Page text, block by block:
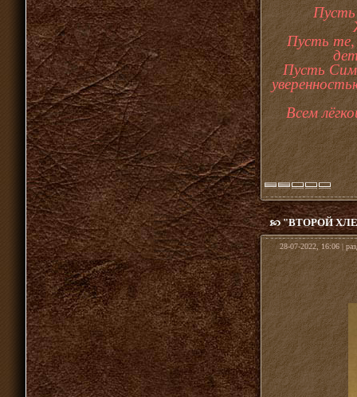
Пусть
Пусть те,
Пусть
Всем
"ВТОРОЙ
28-07-2022, 16:06 |